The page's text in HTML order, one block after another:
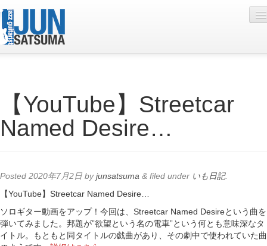
Live Schedule
Discography
Contact
YouTube
Online Lesson
【YouTube】Streetcar
Named Desire…
Posted 2020年7月2日 byjunsatsuma & filed under いも日記.
【YouTube】Streetcar Named Desire…
ソロギター動画をアップ！今回は、Streetcar Named Desireという曲を
弾いてみました。邦題が”欲望という名の電車”という何とも意味深なタ
イトル。もともと同タイトルの戯曲があり、その劇中で使われていた曲